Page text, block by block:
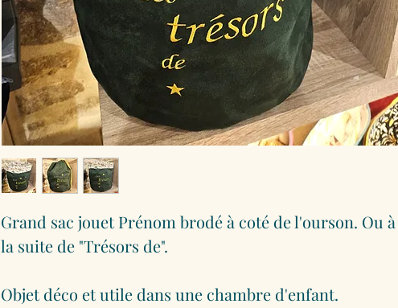
Grand sac jouet Prénom brodé à coté de l'ourson. Ou à
la suite de "Trésors de".
Objet déco et utile dans une chambre d'enfant.